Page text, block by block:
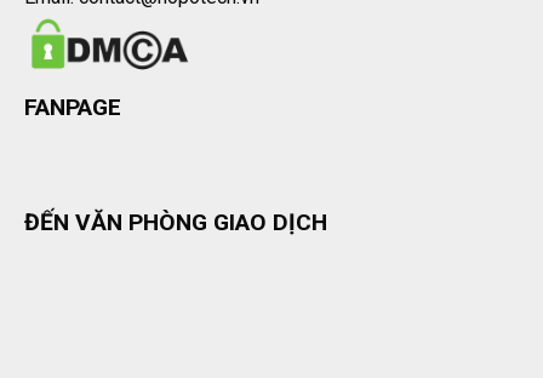
FANPAGE
ĐẾN VĂN PHÒNG GIAO DỊCH